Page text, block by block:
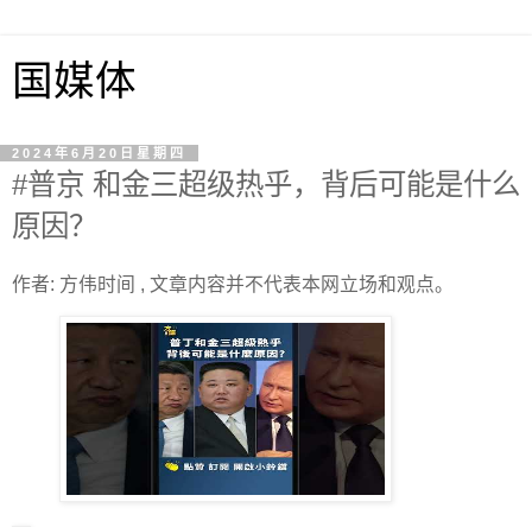
国媒体
2024年6月20日星期四
#普京 和金三超级热乎，背后可能是什么
原因？
作者: 方伟时间 , 文章内容并不代表本网立场和观点。